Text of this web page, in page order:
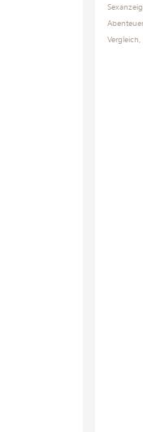
Abenteuer
Vergleich